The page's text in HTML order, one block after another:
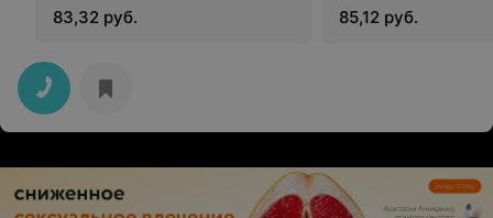
83,32 руб.
85,12 руб.